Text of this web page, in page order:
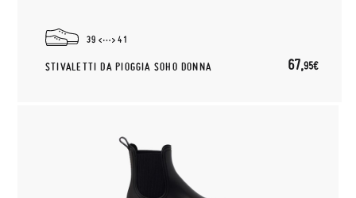
39 41
STIVALETTI DA PIOGGIA SOHO DONNA 67,95€